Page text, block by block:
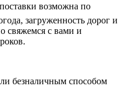
возможна по
загруженность дорог и
свяжемся с вами и
безналичным способом